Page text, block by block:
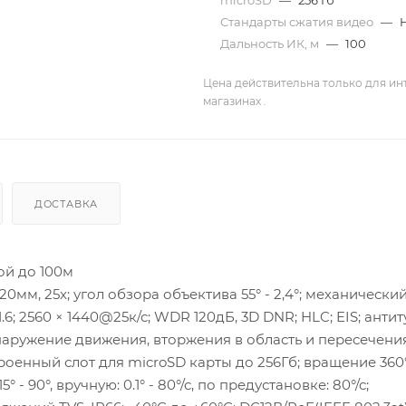
Стандарты сжатия видео —
Дальность ИК, м — 100
Цена действительна только для
магазинах .
ДОСТАВКА
до 100м
25x; угол обзора объектива 55° - 2,4°;
2560 × 1440@25к/с; WDR 120дБ, 3D DNR; HLC; EIS;
движения, вторжения в область и
слот для microSD карты до 256Гб; вращение
- 90°, вручную: 0.1° - 80°/с, по предустановке: 80°/с;